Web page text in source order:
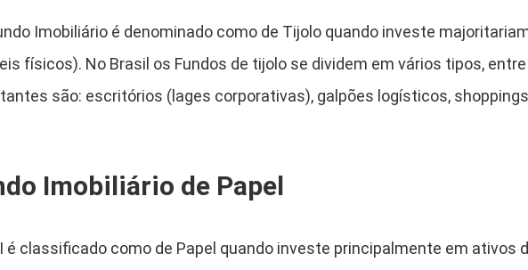
Imobiliário é denominado como de Tijolo quando investe
físicos). No Brasil os Fundos de tijolo se dividem em vários tipos,
são: escritórios (lages corporativas), galpões logísticos,
Imobiliário de Papel
é classificado como de Papel quando investe principalmente em ativos